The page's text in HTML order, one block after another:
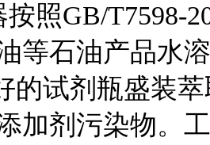
按照GB/T7598-
等石油产品水
的试剂瓶盛装
加剂污染物。